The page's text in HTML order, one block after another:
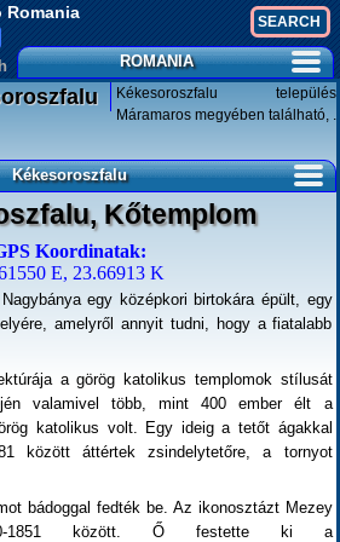
Romania
ROMANIA
Kékesoroszfalu település
Máramaros megyében található, .
Kékesoroszfalu
Kőtemplom
Koordinatak:
E, 23.66913 K
egy középkori birtokára épült, egy
amelyről annyit tudni, hogy a fiatalabb
a görög katolikus templomok stílusát
valamivel több, mint 400 ember élt a
katolikus volt. Egy ideig a tetőt ágakkal
között áttértek zsindelytetőre, a tornyot
bádoggal fedték be. Az ikonosztázt Mezey
1851 között. Ő festette ki a